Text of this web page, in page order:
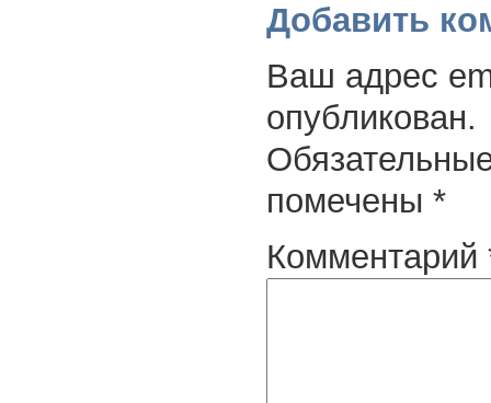
Добавить
Ваш адрес
опубликован.
помечены *
Комментарий